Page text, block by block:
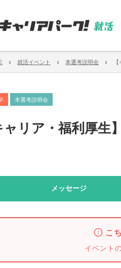
› 就活イベント › 本選考説明会 ›
本選考説明会
ャリア・福利厚生】
メッセージ
こ
イベント